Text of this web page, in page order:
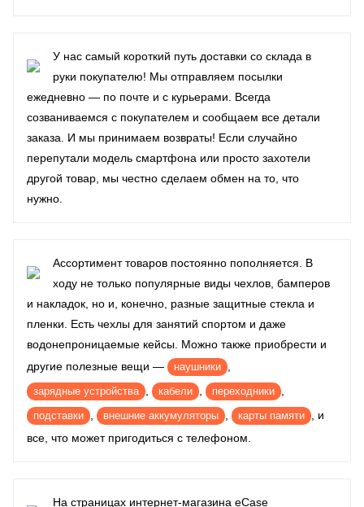
У нас самый короткий путь доставки со склада в
руки покупателю! Мы отправляем посылки
ежедневно — по почте и с курьерами. Всегда
созваниваемся с покупателем и сообщаем все детали
заказа. И мы принимаем возвраты! Если случайно
перепутали модель смартфона или просто захотели
другой товар, мы честно сделаем обмен на то, что
нужно.
Ассортимент товаров постоянно пополняется. В
ходу не только популярные виды чехлов, бамперов
и накладок, но и, конечно, разные защитные стекла и
пленки. Есть чехлы для занятий спортом и даже
водонепроницаемые кейсы. Можно также приобрести и
другие полезные вещи —
наушники
зарядные устройства кабели переходники
подставки внешние аккумуляторы карты памяти
, и
все, что может пригодиться с телефоном.
На страницах интернет-магазина eCase